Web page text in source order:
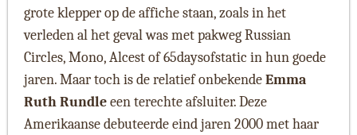
grote klepper op de affiche staan, zoals in het
verleden al het geval was met pakweg Russian
Circles, Mono, Alcest of 65daysofstatic in hun goede
jaren. Maar toch is de relatief onbekendeEmma
Ruth Rundleeen terechte afsluiter. Deze
Amerikaanse debuteerde eind jaren 2000 met haar